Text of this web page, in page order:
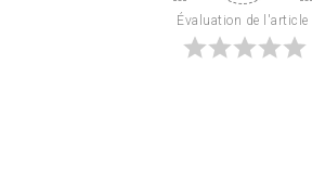
Évaluation de l'article